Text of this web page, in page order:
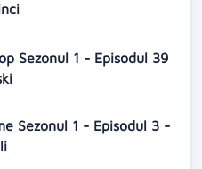
Sezonul 1 - Episodul 39
Sezonul 1 - Episodul 3 -